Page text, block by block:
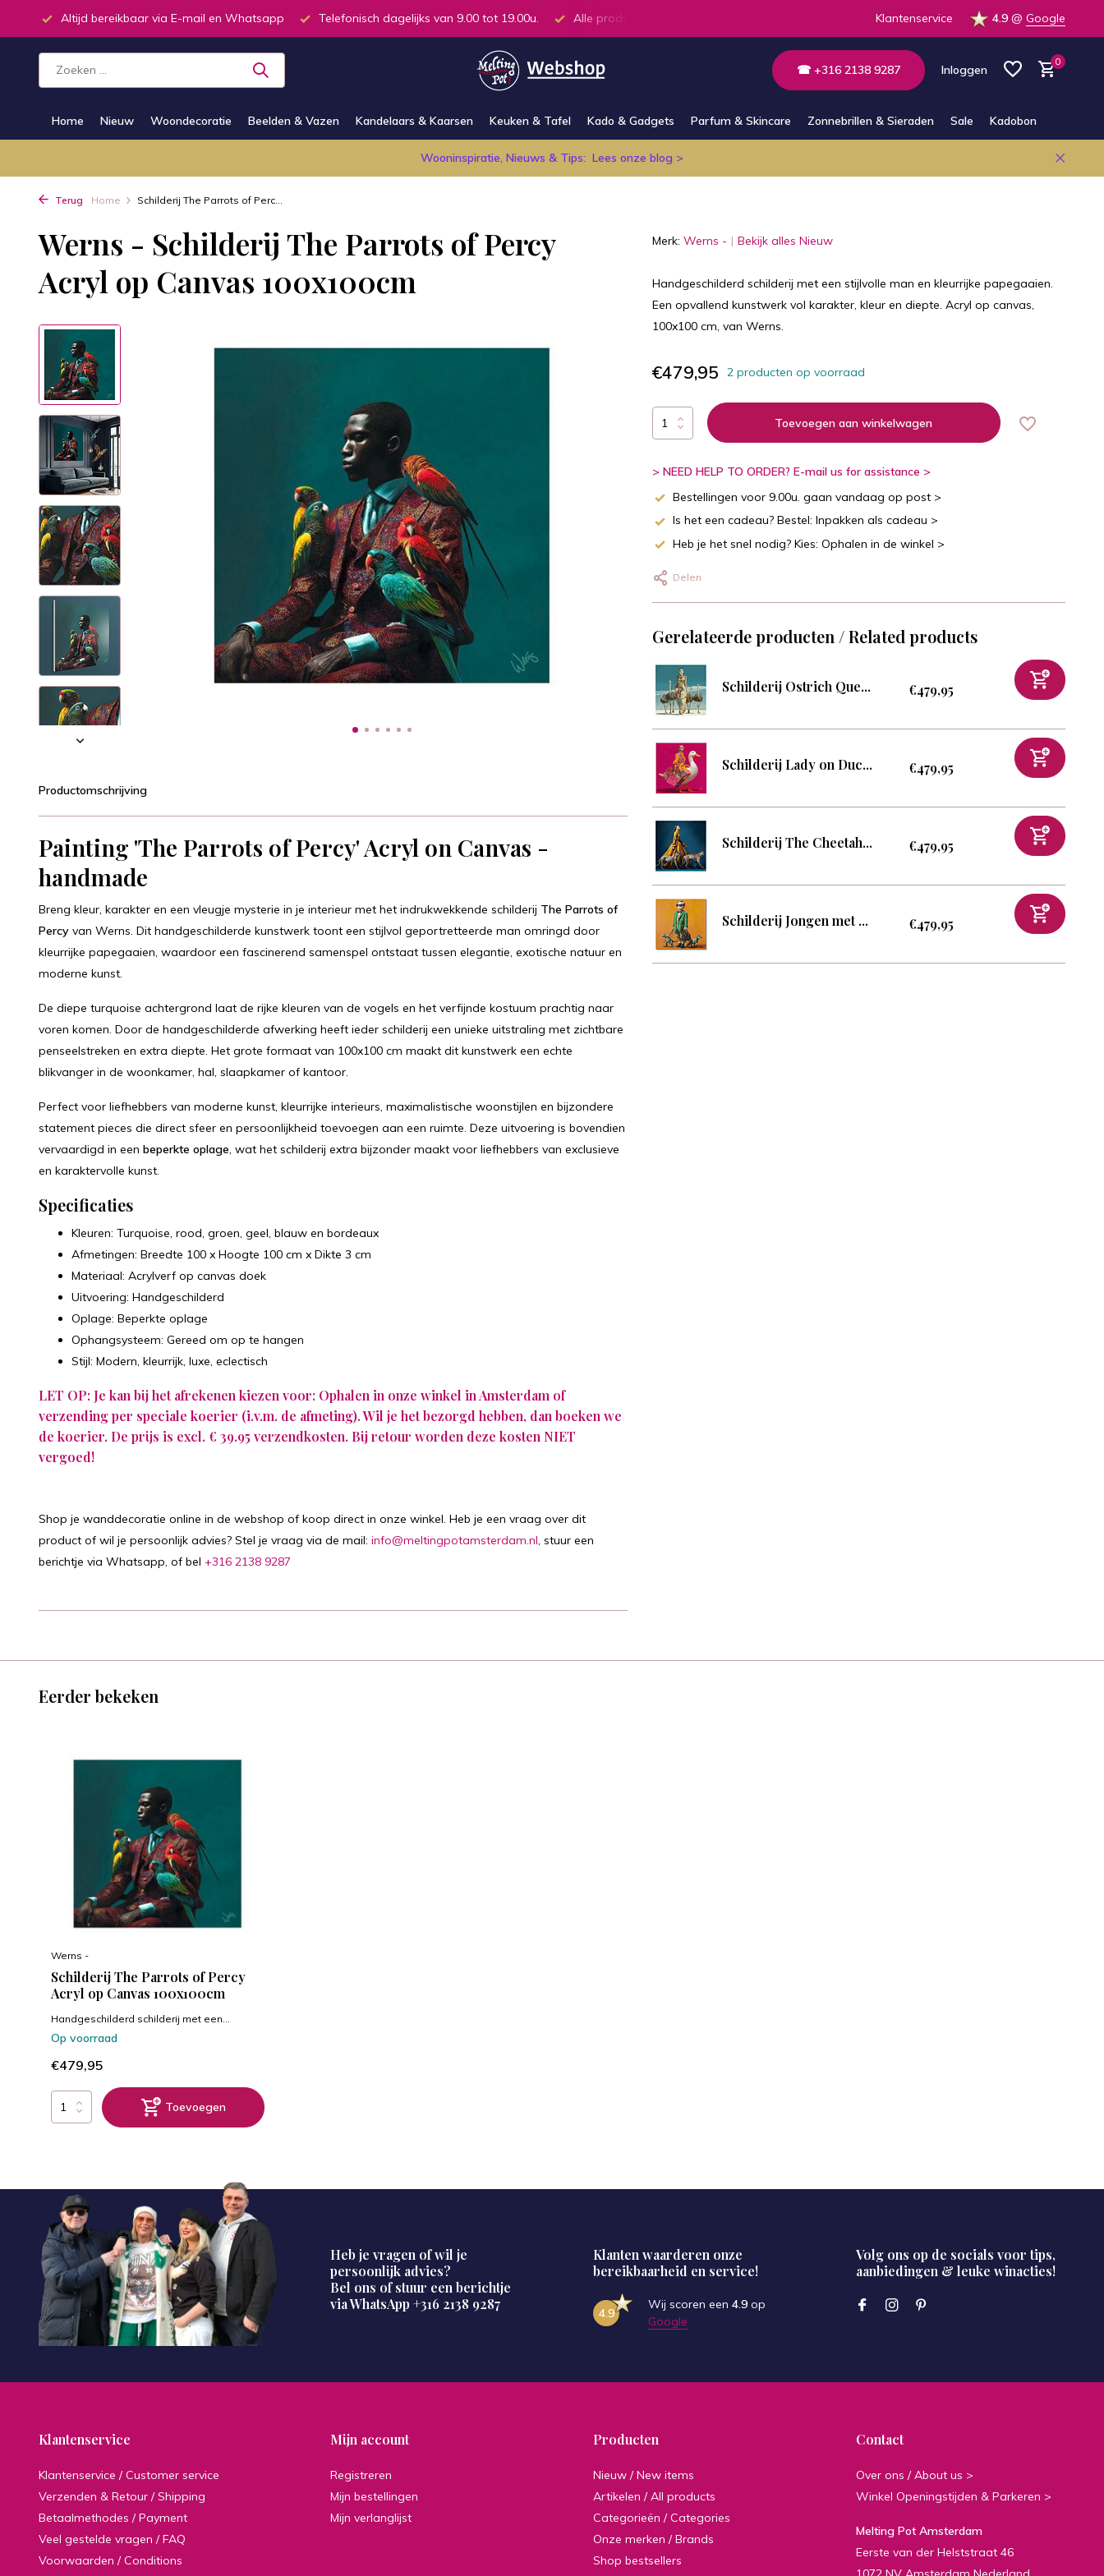
Altijd bereikbaar via E-mail en Whatsapp Telefonisch dagelijks van 9.00 tot 19.00u. Alle producten op voorraad in de winkel Altijd bereikbaar via E-mail en Whatsapp
Klantenservice 4.9 @ Google
☎ +316 2138 9287 Inloggen
0
Home Nieuw Woondecoratie Beelden & Vazen Kandelaars & Kaarsen Keuken & Tafel Kado & Gadgets Parfum & Skincare Zonnebrillen & Sieraden Sale Kadobon
Wooninspiratie, Nieuws & Tips: Lees onze blog >
Terug Home Schilderij The Parrots of Perc...
Werns - Schilderij The Parrots of Percy
Acryl op Canvas 100x100cm
Productomschrijving
Painting 'The Parrots of Percy' Acryl on Canvas -
handmade
Breng kleur, karakter en een vleugje mysterie in je interieur met het indrukwekkende schilderij The Parrots of
Percy van Werns. Dit handgeschilderde kunstwerk toont een stijlvol geportretteerde man omringd door
kleurrijke papegaaien, waardoor een fascinerend samenspel ontstaat tussen elegantie, exotische natuur en
moderne kunst.
De diepe turquoise achtergrond laat de rijke kleuren van de vogels en het verfijnde kostuum prachtig naar
voren komen. Door de handgeschilderde afwerking heeft ieder schilderij een unieke uitstraling met zichtbare
penseelstreken en extra diepte. Het grote formaat van 100x100 cm maakt dit kunstwerk een echte
blikvanger in de woonkamer, hal, slaapkamer of kantoor.
Perfect voor liefhebbers van moderne kunst, kleurrijke interieurs, maximalistische woonstijlen en bijzondere
statement pieces die direct sfeer en persoonlijkheid toevoegen aan een ruimte. Deze uitvoering is bovendien
vervaardigd in een beperkte oplage, wat het schilderij extra bijzonder maakt voor liefhebbers van exclusieve
en karaktervolle kunst.
Specificaties
Kleuren: Turquoise, rood, groen, geel, blauw en bordeaux
Afmetingen: Breedte 100 x Hoogte 100 cm x Dikte 3 cm
Materiaal: Acrylverf op canvas doek
Uitvoering: Handgeschilderd
Oplage: Beperkte oplage
Ophangsysteem: Gereed om op te hangen
Stijl: Modern, kleurrijk, luxe, eclectisch
LET OP: Je kan bij het afrekenen kiezen voor: Ophalen in onze winkel in Amsterdam of
verzending per speciale koerier (i.v.m. de afmeting). Wil je het bezorgd hebben, dan boeken we
de koerier. De prijs is excl. € 39.95 verzendkosten. Bij retour worden deze kosten NIET
vergoed!
Shop je wanddecoratie online in de webshop of koop direct in onze winkel. Heb je een vraag over dit
product of wil je persoonlijk advies? Stel je vraag via de mail: info@meltingpotamsterdam.nl, stuur een
berichtje via Whatsapp, of bel +316 2138 9287
Merk: Werns - Bekijk alles Nieuw
Handgeschilderd schilderij met een stijlvolle man en kleurrijke papegaaien.
Een opvallend kunstwerk vol karakter, kleur en diepte. Acryl op canvas,
100x100 cm, van Werns.
€479,95 2 producten op voorraad
Toevoegen aan winkelwagen
> NEED HELP TO ORDER? E-mail us for assistance >
Bestellingen voor 9.00u. gaan vandaag op post >
Is het een cadeau? Bestel: Inpakken als cadeau >
Heb je het snel nodig? Kies: Ophalen in de winkel >
Delen
Gerelateerde producten / Related products
Schilderij Ostrich Que... €479,95
Schilderij Lady on Duc... €479,95
Schilderij The Cheetah... €479,95
Schilderij Jongen met ... €479,95
Eerder bekeken
Werns -
Schilderij The Parrots of Percy
Acryl op Canvas 100x100cm
Handgeschilderd schilderij met een...
Op voorraad
€479,95
Toevoegen
Heb je vragen of wil je
persoonlijk advies?
Bel ons of stuur een berichtje
via WhatsApp +316 2138 9287
Klanten waarderen onze
bereikbaarheid en service!
4.9
Wij scoren een 4.9 op
Google
Volg ons op de socials voor tips,
aanbiedingen & leuke winacties!
Klantenservice
Klantenservice / Customer service
Verzenden & Retour / Shipping
Betaalmethodes / Payment
Veel gestelde vragen / FAQ
Voorwaarden / Conditions
Mijn account
Registreren
Mijn bestellingen
Mijn verlanglijst
Producten
Nieuw / New items
Artikelen / All products
Categorieën / Categories
Onze merken / Brands
Shop bestsellers
Contact
Over ons / About us >
Winkel Openingstijden & Parkeren >
Melting Pot Amsterdam
Eerste van der Helststraat 46